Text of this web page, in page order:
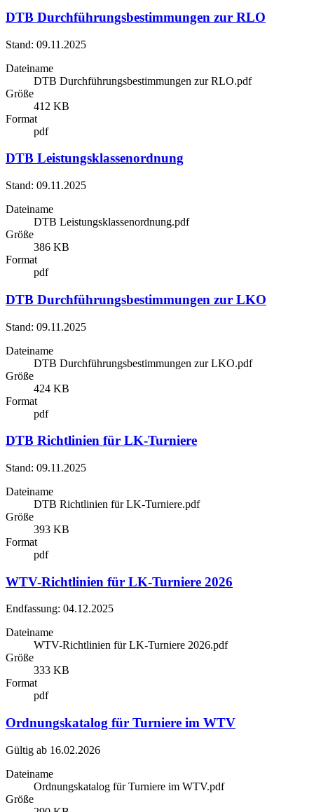
DTB Durchführungsbestimmungen zur RLO
Stand: 09.11.2025
Dateiname
DTB Durchführungsbestimmungen zur RLO.pdf
Größe
412 KB
Format
pdf
DTB Leistungsklassenordnung
Stand: 09.11.2025
Dateiname
DTB Leistungsklassenordnung.pdf
Größe
386 KB
Format
pdf
DTB Durchführungsbestimmungen zur LKO
Stand: 09.11.2025
Dateiname
DTB Durchführungsbestimmungen zur LKO.pdf
Größe
424 KB
Format
pdf
DTB Richtlinien für LK-Turniere
Stand: 09.11.2025
Dateiname
DTB Richtlinien für LK-Turniere.pdf
Größe
393 KB
Format
pdf
WTV-Richtlinien für LK-Turniere 2026
Endfassung: 04.12.2025
Dateiname
WTV-Richtlinien für LK-Turniere 2026.pdf
Größe
333 KB
Format
pdf
Ordnungskatalog für Turniere im WTV
Gültig ab 16.02.2026
Dateiname
Ordnungskatalog für Turniere im WTV.pdf
Größe